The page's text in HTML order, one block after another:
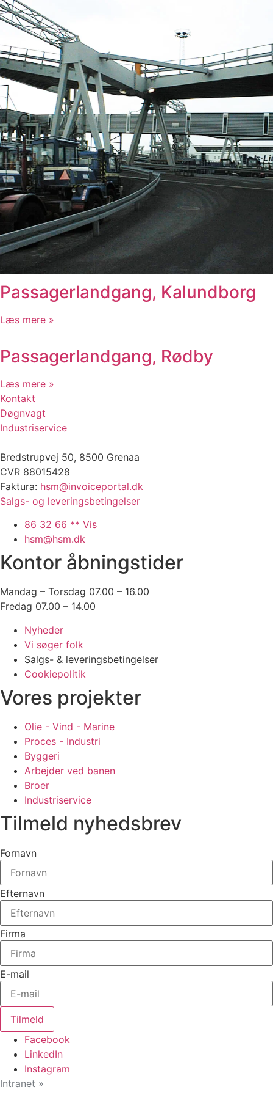
Limfjordsbroen
Stibro, Køge
Østerport Station
Kanalbroerne, København
Stibro Roskildevej
Stibro, Sorø
Glumsø og Lundby Stationer
Ny Ellebjerg Station
Broservice
Vedligeholdelsesvogne
Kabelinspektionsvogn, Vejdirektoratet
Udmattelsesrevner, Den Nye Lillebæltsbro
Vejbanerenovering, Den Gamle
Lillebæltsbro
Chr. X Bro, Sønderborg
Industriservice
Industrikunder 24-7
Passagerlandgang, Kalundborg
Læs mere »
Passagerlandgang, Rødby
Læs mere »
Kontakt
Døgnvagt
Industriservice
Bredstrupvej 50, 8500 Grenaa
CVR 88015428
Faktura: hsm@invoiceportal.dk
Salgs- og leveringsbetingelser
86 32 66 ** Vis
hsm@hsm.dk
Kontor åbningstider
Mandag – Torsdag 07.00 – 16.00
Fredag 07.00 – 14.00
Nyheder
Vi søger folk
Salgs- & leveringsbetingelser
Cookiepolitik
Vores projekter
Olie - Vind - Marine
Proces - Industri
Byggeri
Arbejder ved banen
Broer
Industriservice
Tilmeld nyhedsbrev
Fornavn
Efternavn
Firma
E-mail
Tilmeld
Facebook
LinkedIn
Instagram
Intranet »